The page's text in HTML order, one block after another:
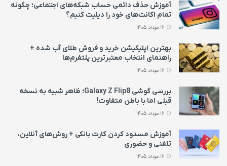
آموزش حذف دائمی حساب شبکه‌های اجتماعی؛ چگونه
تمام اکانت‌های خود را دیلیت کنیم؟
بهترین اپلیکیشن خرید و فروش طلای آب شده +
راهنمای انتخاب معتبرترین پلتفرم‌ها
بررسی گوشی Galaxy Z Flip8؛ ظاهر شبیه به نسخه
قبلی اما با باطن متفاوت!
آموزش مسدود کردن کارت بانکی + روش‌های آنلاین،
تلفنی و حضوری